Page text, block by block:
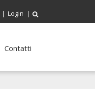
| Login |
Contatti